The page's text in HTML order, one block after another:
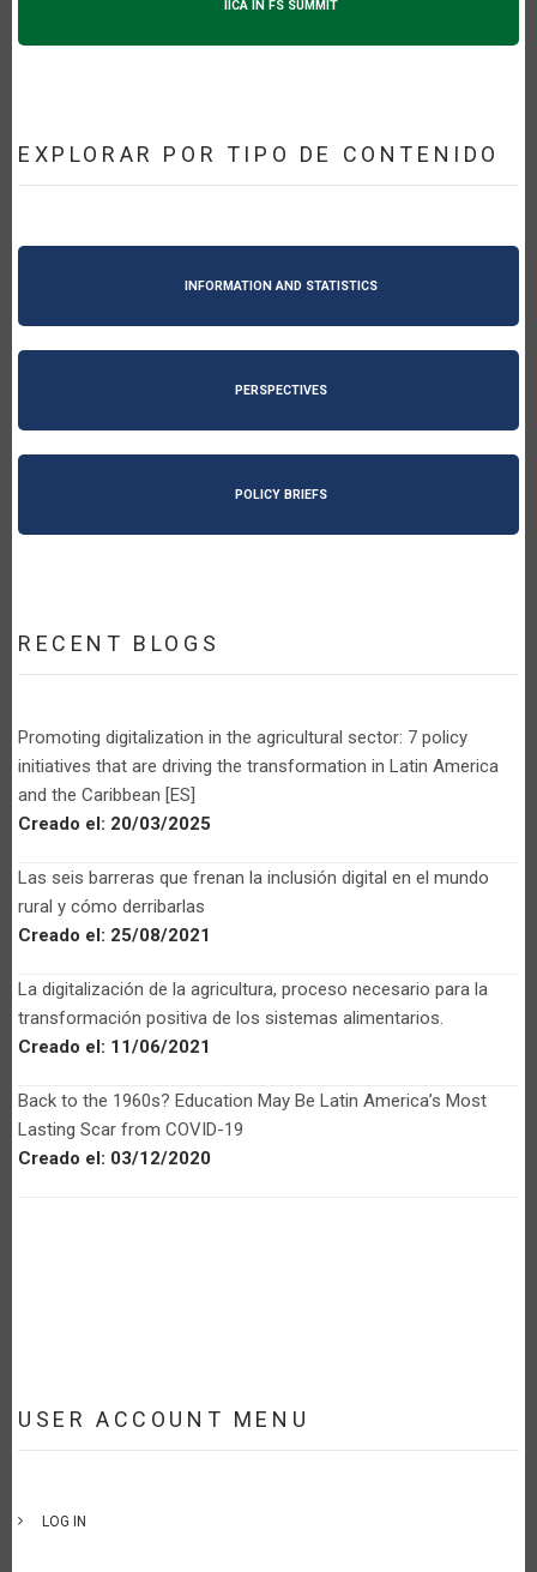
IICA IN FS SUMMIT
EXPLORAR POR TIPO DE CONTENIDO
INFORMATION AND STATISTICS
PERSPECTIVES
POLICY BRIEFS
RECENT BLOGS
Promoting digitalization in the agricultural sector: 7 policy
initiatives that are driving the transformation in Latin America
and the Caribbean [ES]
Creado el: 20/03/2025
Las seis barreras que frenan la inclusión digital en el mundo
rural y cómo derribarlas
Creado el: 25/08/2021
La digitalización de la agricultura, proceso necesario para la
transformación positiva de los sistemas alimentarios.
Creado el: 11/06/2021
Back to the 1960s? Education May Be Latin America’s Most
Lasting Scar from COVID-19
Creado el: 03/12/2020
USER ACCOUNT MENU
LOG IN